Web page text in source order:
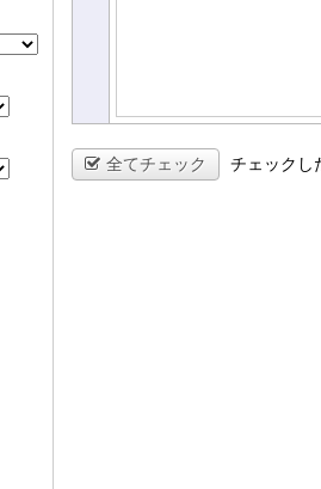
全てチェック チェックし